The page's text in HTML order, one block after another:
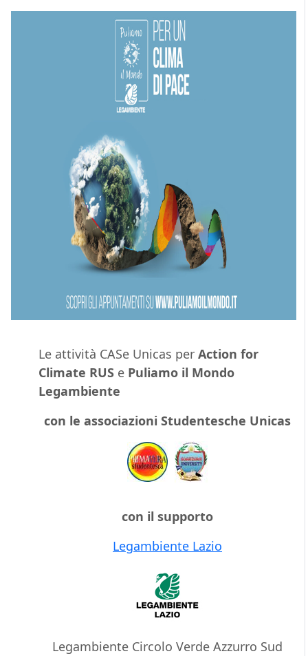
Le attività CASe Unicas per Action for
Climate RUS e Puliamo il Mondo
Legambiente
con le associazioni Studentesche Unicas
con il supporto
Legambiente Lazio
Legambiente Circolo Verde Azzurro Sud